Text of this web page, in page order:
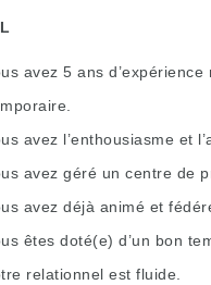
avez 5 ans
avez l’enthousiasme et
avez géré un centre de
avez déjà animé et
êtes doté(e) d’un bon
relationnel est fluide.